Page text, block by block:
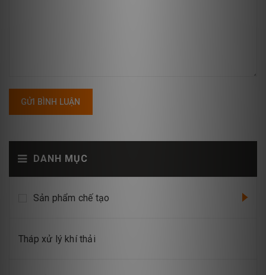
DANH MỤC
Sản phẩm chế tạo
Tháp xử lý khí thải
GỬI BÌNH LUẬN